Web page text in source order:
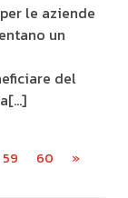
le aziende
un
del
59 60
»